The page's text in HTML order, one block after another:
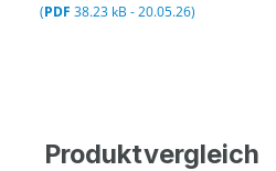
(PDF 38.23 kB - 20.05.26)
Produktvergleich